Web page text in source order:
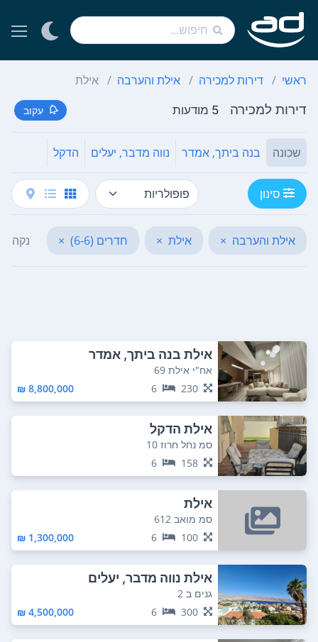
ראשי דירות למכירה אילת והערבה אילת
דירות למכירה 5 מודעות עקוב
שכונה בנה ביתך, אמדר נווה מדבר, יעלים הדקל
סינון
אילת והערבה × אילת × חדרים (6-6) × נקה
אילת בנה ביתך, אמדר
אח"י אילת 69
230
6
8,800,000 ₪
אילת הדקל
סמ נחל חרוז 10
158
6
אילת
סמ מואב 612
100
6
1,300,000 ₪
אילת נווה מדבר, יעלים
גנים ב 2
300
6
4,500,000 ₪